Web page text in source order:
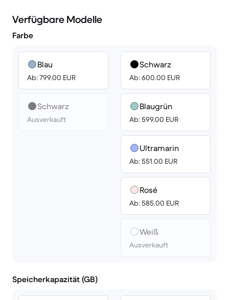
Verfügbare Modelle
Farbe
Blau
Ab: 799.00 EUR
Schwarz
Ausverkauft
Schwarz
Ab: 600.00 EUR
Blaugrün
Ab: 599.00 EUR
Ultramarin
Ab: 551.00 EUR
Rosé
Ab: 585.00 EUR
Weiß
Ausverkauft
Speicherkapazität (GB)